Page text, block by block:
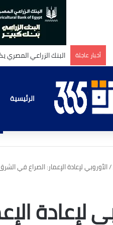
أخبار عاجلة
الرئيسية
/الأوروبي لإعادة الإعمار: الصراع في
لإعادة